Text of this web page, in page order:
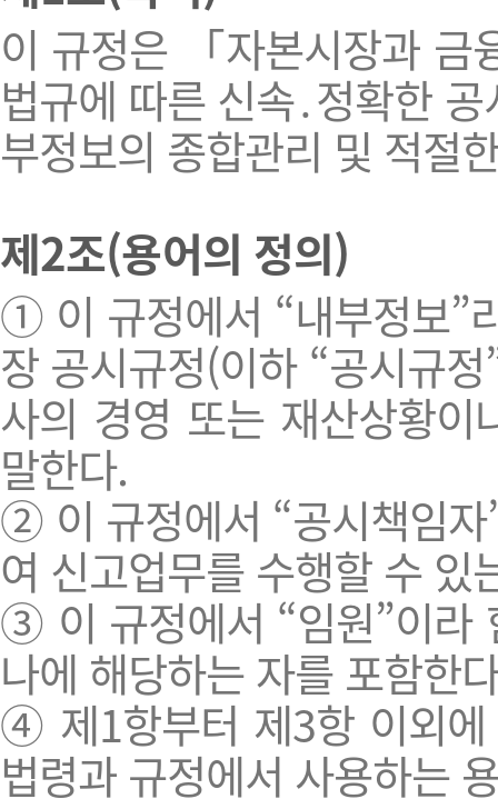
이 규정은 「자본시장과 금
법규에 따른 신속․정확한
부정보의 종합관리 및 적절
제2조(용어의 정의)
① 이 규정에서 “내부정보”
장 공시규정(이하 “공시규
사의 경영 또는 재산상황
말한다.
② 이 규정에서 “공시책임
여 신고업무를 수행할 수 있
③ 이 규정에서 “임원”이라
나에 해당하는 자를 포함한
④ 제1항부터 제3항 이외에
법령과 규정에서 사용하는